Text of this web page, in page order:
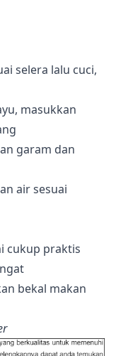
selera lalu cuci,
masukkan
garam dan
air sesuai
cukup praktis
bekal makan